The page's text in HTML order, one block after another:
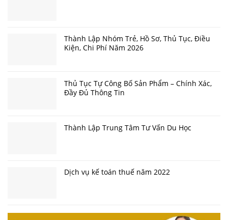
Thành Lập Nhóm Trẻ, Hồ Sơ, Thủ Tục, Điều
Kiện, Chi Phí Năm 2026
Thủ Tục Tự Công Bố Sản Phẩm – Chính Xác,
Đầy Đủ Thông Tin
Thành Lập Trung Tâm Tư Vấn Du Học
Dịch vụ kế toán thuế năm 2022